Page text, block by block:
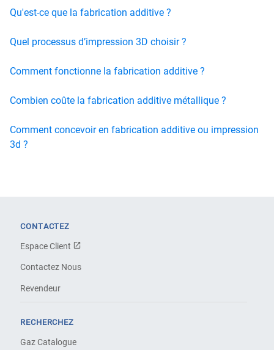
Qu'est-ce que la fabrication additive ?
Quel processus d’impression 3D choisir ?
Comment fonctionne la fabrication additive ?
Combien coûte la fabrication additive métallique ?
Comment concevoir en fabrication additive ou impression
3d ?
CONTACTEZ
Espace Client
Contactez Nous
Revendeur
RECHERCHEZ
Gaz Catalogue